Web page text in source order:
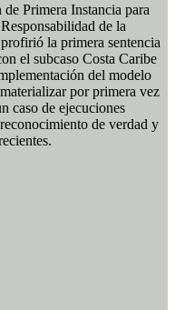
Primera Instancia para
de la
la primera sentencia
el subcaso Costa Caribe
del modelo
por primera vez
caso de ejecuciones
de verdad y